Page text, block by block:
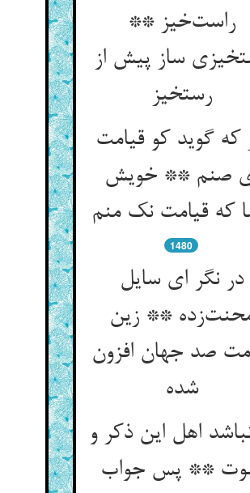
راست‌خیز **
ساز پیش از
رستخیز
که گوید کو قیامت
صنم ** خویش
که قیامت نک منم
1480
در نگر ای سایل
** زین
صد جهان افزون
شده
اهل این ذکر و
** پس جواب